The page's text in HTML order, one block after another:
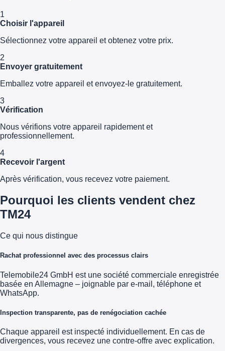
1
Choisir l'appareil
Sélectionnez votre appareil et obtenez votre prix.
2
Envoyer gratuitement
Emballez votre appareil et envoyez-le gratuitement.
3
Vérification
Nous vérifions votre appareil rapidement et
professionnellement.
4
Recevoir l'argent
Après vérification, vous recevez votre paiement.
Pourquoi les clients vendent chez
TM24
Ce qui nous distingue
Rachat professionnel avec des processus clairs
Telemobile24 GmbH est une société commerciale enregistrée
basée en Allemagne – joignable par e-mail, téléphone et
WhatsApp.
Inspection transparente, pas de renégociation cachée
Chaque appareil est inspecté individuellement. En cas de
divergences, vous recevez une contre-offre avec explication.